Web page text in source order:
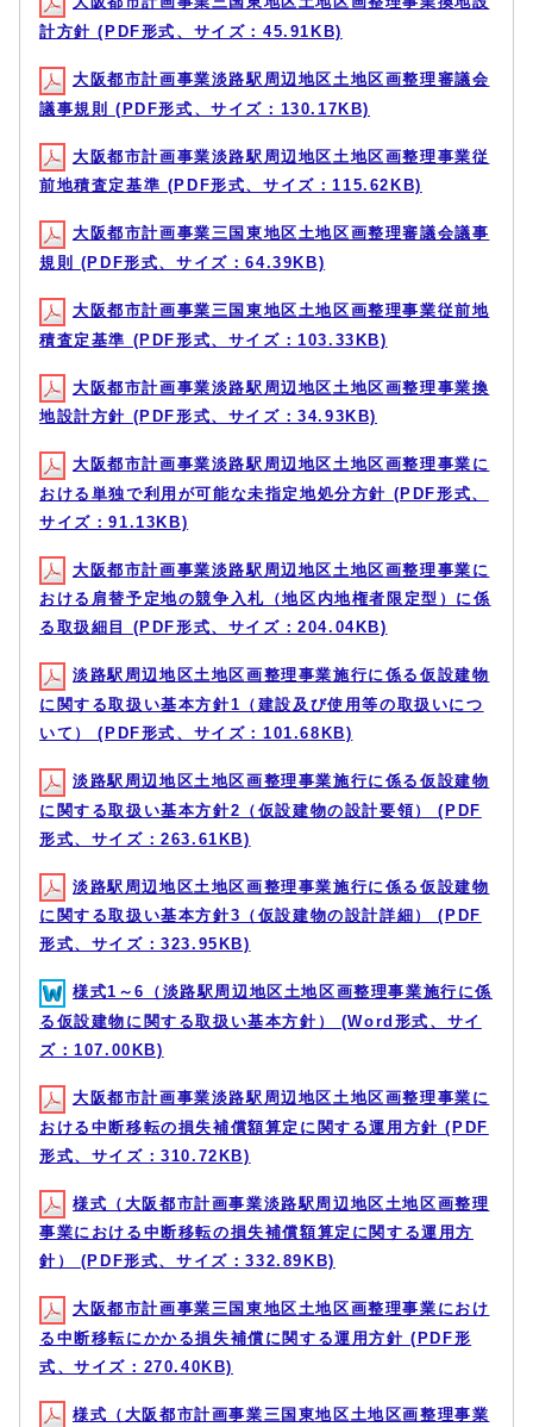
計方針 (PDF形式、サイズ：45.91KB)
大阪都市計画事業淡路駅周辺地区土地区画整理審議会
議事規則 (PDF形式、サイズ：130.17KB)
大阪都市計画事業淡路駅周辺地区土地区画整理事業従
前地積査定基準 (PDF形式、サイズ：115.62KB)
大阪都市計画事業三国東地区土地区画整理審議会議事
規則 (PDF形式、サイズ：64.39KB)
大阪都市計画事業三国東地区土地区画整理事業従前地
積査定基準 (PDF形式、サイズ：103.33KB)
大阪都市計画事業淡路駅周辺地区土地区画整理事業換
地設計方針 (PDF形式、サイズ：34.93KB)
大阪都市計画事業淡路駅周辺地区土地区画整理事業に
おける単独で利用が可能な未指定地処分方針 (PDF形式、
サイズ：91.13KB)
大阪都市計画事業淡路駅周辺地区土地区画整理事業に
おける肩替予定地の競争入札（地区内地権者限定型）に係
る取扱細目 (PDF形式、サイズ：204.04KB)
淡路駅周辺地区土地区画整理事業施行に係る仮設建物
に関する取扱い基本方針1（建設及び使用等の取扱いにつ
いて） (PDF形式、サイズ：101.68KB)
淡路駅周辺地区土地区画整理事業施行に係る仮設建物
に関する取扱い基本方針2（仮設建物の設計要領） (PDF
形式、サイズ：263.61KB)
淡路駅周辺地区土地区画整理事業施行に係る仮設建物
に関する取扱い基本方針3（仮設建物の設計詳細） (PDF
形式、サイズ：323.95KB)
様式1～6（淡路駅周辺地区土地区画整理事業施行に係
る仮設建物に関する取扱い基本方針） (Word形式、サイ
ズ：107.00KB)
大阪都市計画事業淡路駅周辺地区土地区画整理事業に
おける中断移転の損失補償額算定に関する運用方針 (PDF
形式、サイズ：310.72KB)
様式（大阪都市計画事業淡路駅周辺地区土地区画整理
事業における中断移転の損失補償額算定に関する運用方
針） (PDF形式、サイズ：332.89KB)
大阪都市計画事業三国東地区土地区画整理事業におけ
る中断移転にかかる損失補償に関する運用方針 (PDF形
式、サイズ：270.40KB)
様式（大阪都市計画事業三国東地区土地区画整理事業